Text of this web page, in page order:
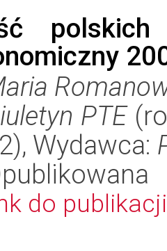
PTE
Wydawca:
do publikacji